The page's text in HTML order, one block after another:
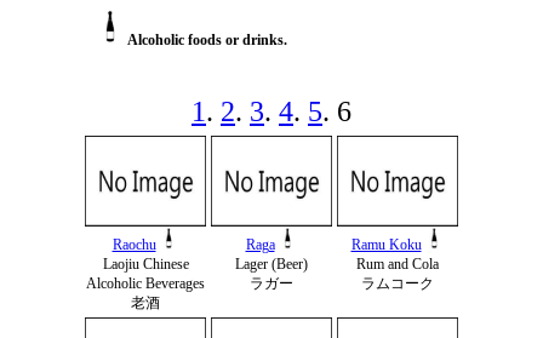
Alcoholic foods or drinks.
1. 2. 3. 4. 5. 6
Raochu
Laojiu Chinese
Alcoholic Beverages
老酒
Raga
Lager (Beer)
ラガー
Ramu Koku
Rum and Cola
ラムコーク